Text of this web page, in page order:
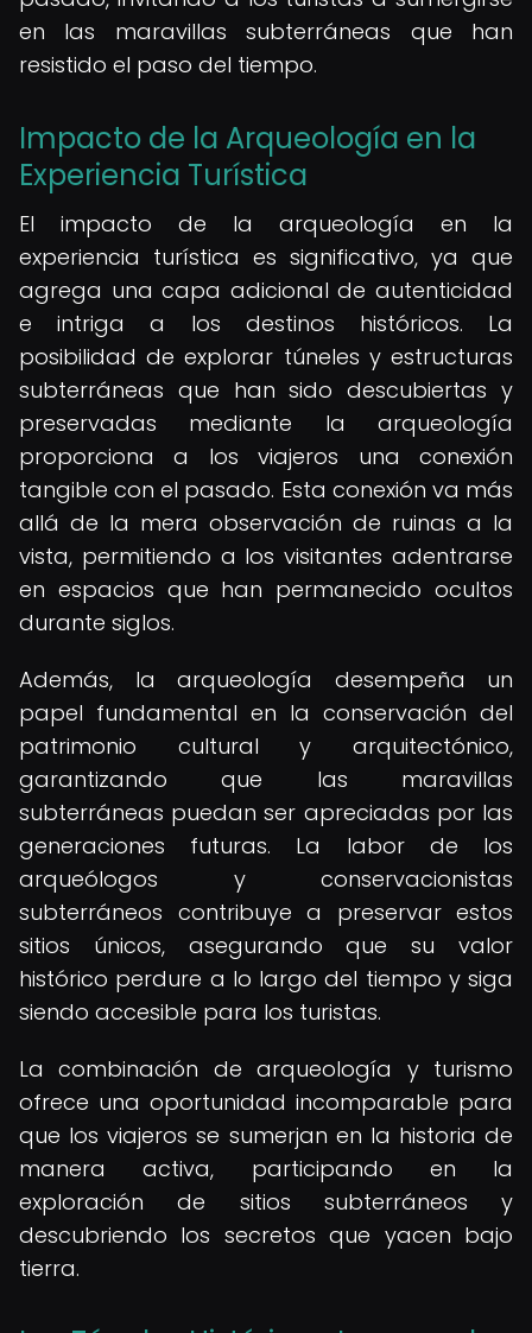
en las maravillas subterráneas que han
resistido el paso del tiempo.
Impacto de la Arqueología en la
Experiencia Turística
El impacto de la arqueología en la
experiencia turística es significativo, ya que
agrega una capa adicional de autenticidad
e intriga a los destinos históricos. La
posibilidad de explorar túneles y estructuras
subterráneas que han sido descubiertas y
preservadas mediante la arqueología
proporciona a los viajeros una conexión
tangible con el pasado. Esta conexión va más
allá de la mera observación de ruinas a la
vista, permitiendo a los visitantes adentrarse
en espacios que han permanecido ocultos
durante siglos.
Además, la arqueología desempeña un
papel fundamental en la conservación del
patrimonio cultural y arquitectónico,
garantizando que las maravillas
subterráneas puedan ser apreciadas por las
generaciones futuras. La labor de los
arqueólogos y conservacionistas
subterráneos contribuye a preservar estos
sitios únicos, asegurando que su valor
histórico perdure a lo largo del tiempo y siga
siendo accesible para los turistas.
La combinación de arqueología y turismo
ofrece una oportunidad incomparable para
que los viajeros se sumerjan en la historia de
manera activa, participando en la
exploración de sitios subterráneos y
descubriendo los secretos que yacen bajo
tierra.